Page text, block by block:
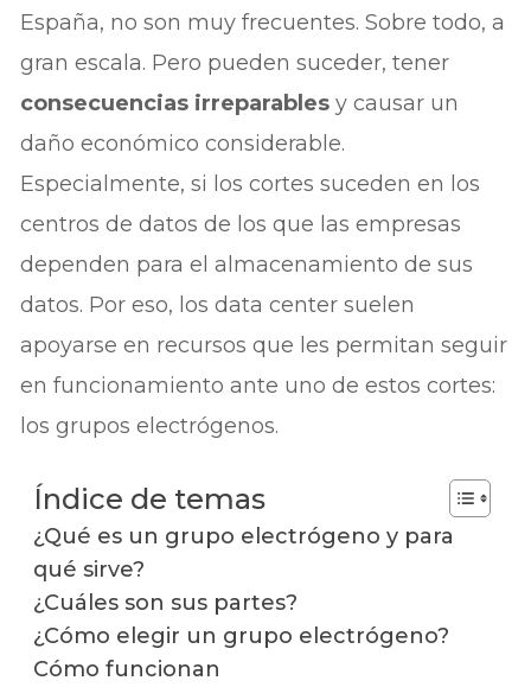
España, no son muy frecuentes. Sobre todo, a
gran escala. Pero pueden suceder, tener
consecuencias irreparables y causar un
daño económico considerable.
Especialmente, si los cortes suceden en los
centros de datos de los que las empresas
dependen para el almacenamiento de sus
datos. Por eso, los data center suelen
apoyarse en recursos que les permitan seguir
en funcionamiento ante uno de estos cortes:
los grupos electrógenos.
Índice de temas
¿Qué es un grupo electrógeno y para
qué sirve?
¿Cuáles son sus partes?
¿Cómo elegir un grupo electrógeno?
Cómo funcionan